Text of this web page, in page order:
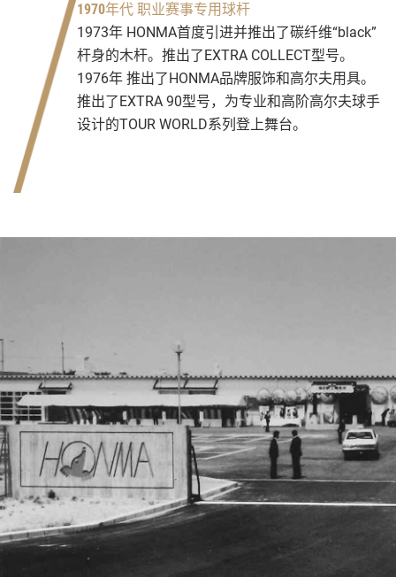
1970年代 职业赛事专用球杆
1973年 HONMA首度引进并推出了碳纤维“black”
杆身的木杆。推出了EXTRA COLLECT型号。
1976年 推出了HONMA品牌服饰和高尔夫用具。
推出了EXTRA 90型号，为专业和高阶高尔夫球手
设计的TOUR WORLD系列登上舞台。